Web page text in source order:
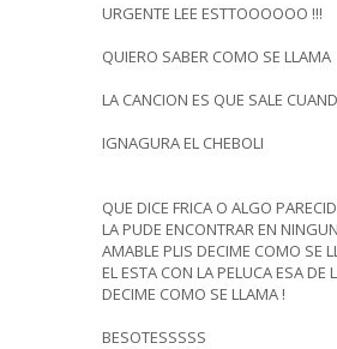
URGENTE LEE ESTTOOOOOO !!!
QUIERO SABER COMO SE LLAMA
LA CANCION ES QUE SALE
IGNAGURA EL CHEBOLI
QUE DICE FRICA O ALGO
LA PUDE ENCONTRAR EN
AMABLE PLIS DECIME COMO SE
EL ESTA CON LA PELUCA ESA DE
DECIME COMO SE LLAMA !
BESOTESSSSS